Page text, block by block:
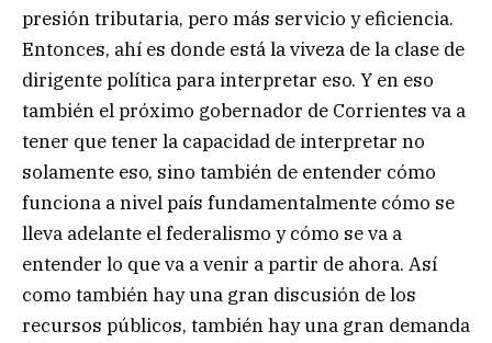
presión tributaria, pero más servicio y eficiencia.
Entonces, ahí es donde está la viveza de la clase de
dirigente política para interpretar eso. Y en eso
también el próximo gobernador de Corrientes va a
tener que tener la capacidad de interpretar no
solamente eso, sino también de entender cómo
funciona a nivel país fundamentalmente cómo se
lleva adelante el federalismo y cómo se va a
entender lo que va a venir a partir de ahora. Así
como también hay una gran discusión de los
recursos públicos, también hay una gran demanda